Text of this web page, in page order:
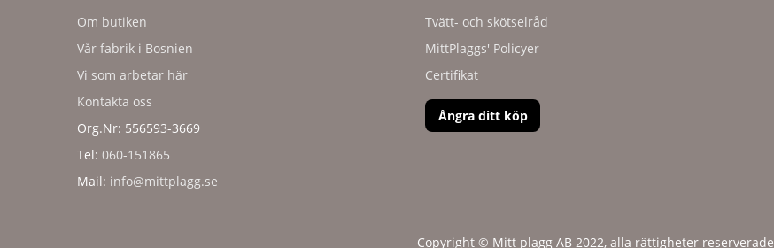
Om butiken
Vår fabrik i Bosnien
Vi som arbetar här
Kontakta oss
Org.Nr: 556593-3669
Tel: 060-151865
Mail: info@mittplagg.se
Tvätt- och skötselråd
MittPlaggs' Policyer
Certifikat
Ångra ditt köp
Copyright © Mitt plagg AB 2022, alla rättigheter reserverade